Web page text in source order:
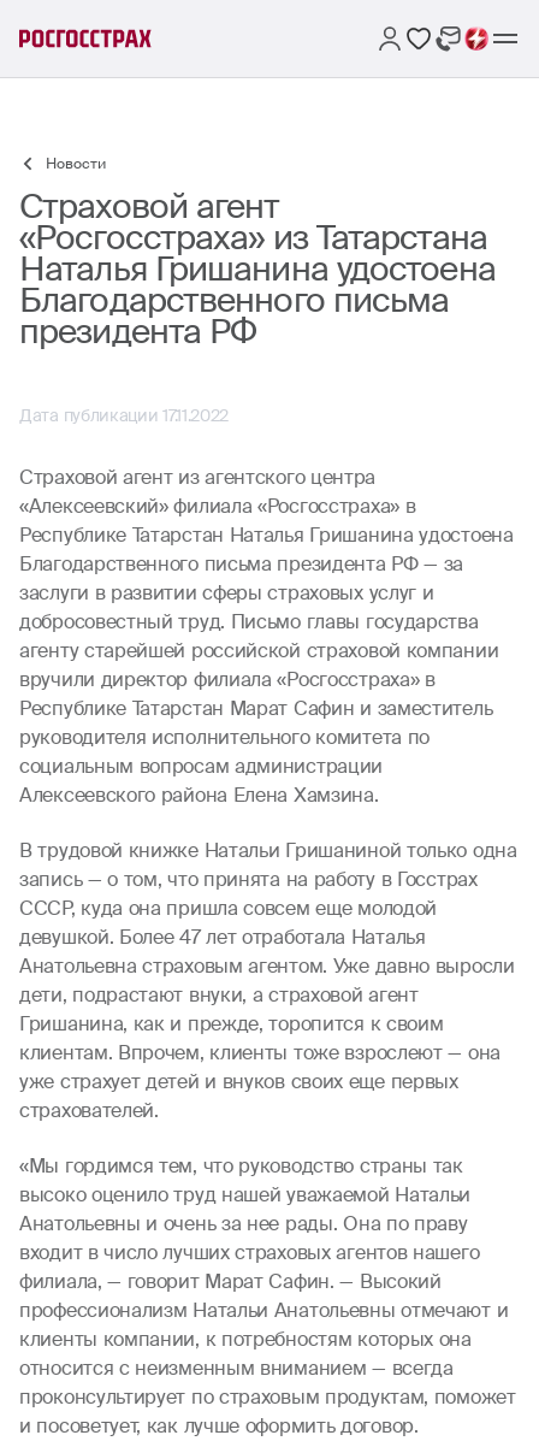
Новости
Страховой агент
«Росгосстраха» из Татарстана
Наталья Гришанина удостоена
Благодарственного письма
президента РФ
Дата публикации 17.11.2022
Страховой агент из агентского центра
«Алексеевский» филиала «Росгосстраха» в
Республике Татарстан Наталья Гришанина удостоена
Благодарственного письма президента РФ — за
заслуги в развитии сферы страховых услуг и
добросовестный труд. Письмо главы государства
агенту старейшей российской страховой компании
вручили директор филиала «Росгосстраха» в
Республике Татарстан Марат Сафин и заместитель
руководителя исполнительного комитета по
социальным вопросам администрации
Алексеевского района Елена Хамзина.
В трудовой книжке Натальи Гришаниной только одна
запись — о том, что принята на работу в Госстрах
СССР, куда она пришла совсем еще молодой
девушкой. Более 47 лет отработала Наталья
Анатольевна страховым агентом. Уже давно выросли
дети, подрастают внуки, а страховой агент
Гришанина, как и прежде, торопится к своим
клиентам. Впрочем, клиенты тоже взрослеют — она
уже страхует детей и внуков своих еще первых
страхователей.
«Мы гордимся тем, что руководство страны так
высоко оценило труд нашей уважаемой Натальи
Анатольевны и очень за нее рады. Она по праву
входит в число лучших страховых агентов нашего
филиала, — говорит Марат Сафин. — Высокий
профессионализм Натальи Анатольевны отмечают и
клиенты компании, к потребностям которых она
относится с неизменным вниманием — всегда
проконсультирует по страховым продуктам, поможет
и посоветует, как лучше оформить договор.